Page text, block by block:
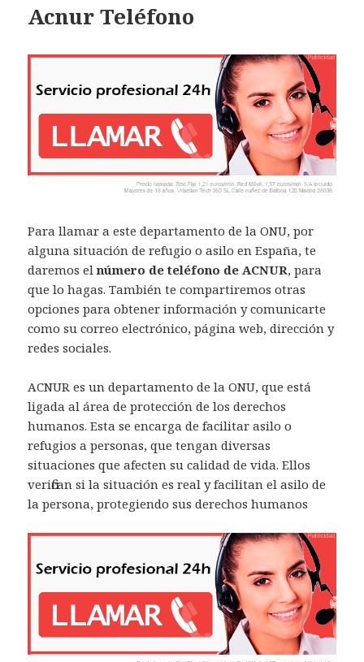
Acnur Teléfono
Para llamar a este departamento de la ONU, por
alguna situación de refugio o asilo en España, te
daremos elnúmero de teléfono de ACNUR, para
que lo hagas. También te compartiremos otras
opciones para obtener información y comunicarte
como su correo electrónico, página web, dirección y
redes sociales.
ACNUR es un departamento de la ONU, que está
ligada al área de protección de los derechos
humanos. Esta se encarga de facilitar asilo o
refugios a personas, que tengan diversas
situaciones que afecten su calidad de vida. Ellos
verifican si la situación es real y facilitan el asilo de
la persona, protegiendo sus derechos humanos